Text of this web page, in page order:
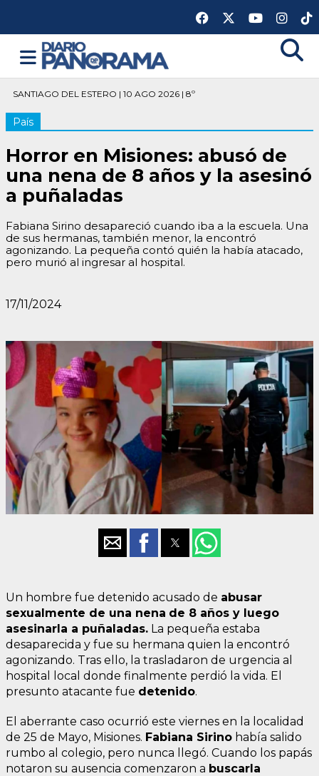
SANTIAGO DEL ESTERO | 10 AGO 2026 | 8º
País
Horror en Misiones: abusó de
una nena de 8 años y la asesinó
a puñaladas
Fabiana Sirino desapareció cuando iba a la escuela. Una
de sus hermanas, también menor, la encontró
agonizando. La pequeña contó quién la había atacado,
pero murió al ingresar al hospital.
17/11/2024
Un hombre fue detenido acusado de abusar
sexualmente de una nena de 8 años y luego
asesinarla a puñaladas. La pequeña estaba
desaparecida y fue su hermana quien la encontró
agonizando. Tras ello, la trasladaron de urgencia al
hospital local donde finalmente perdió la vida. El
presunto atacante fue detenido.
El aberrante caso ocurrió este viernes en la localidad
de 25 de Mayo, Misiones. Fabiana Sirino había salido
rumbo al colegio, pero nunca llegó. Cuando los papás
notaron su ausencia comenzaron a buscarla